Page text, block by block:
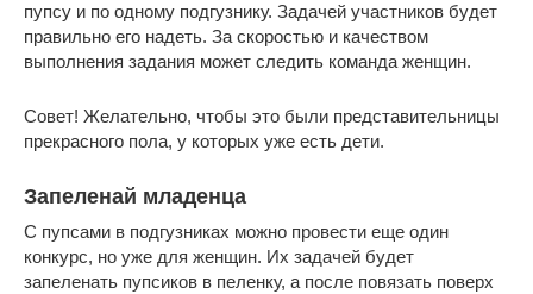
пупсу и по одному подгузнику. Задачей участников будет
правильно его надеть. За скоростью и качеством
выполнения задания может следить команда женщин.
Совет! Желательно, чтобы это были представительницы
прекрасного пола, у которых уже есть дети.
Запеленай младенца
С пупсами в подгузниках можно провести еще один
конкурс, но уже для женщин. Их задачей будет
запеленать пупсиков в пеленку, а после повязать поверх